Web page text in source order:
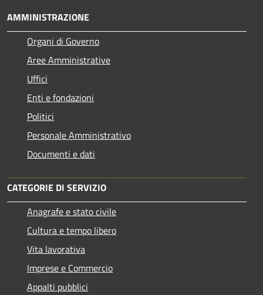
AMMINISTRAZIONE
Organi di Governo
Aree Amministrative
Uffici
Enti e fondazioni
Politici
Personale Amministrativo
Documenti e dati
CATEGORIE DI SERVIZIO
Anagrafe e stato civile
Cultura e tempo libero
Vita lavorativa
Imprese e Commercio
Appalti pubblici